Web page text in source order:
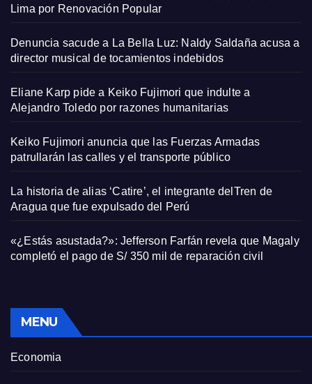
Lima por Renovación Popular
Denuncia sacude a La Bella Luz: Naldy Saldaña acusa a
director musical de tocamientos indebidos
Eliane Karp pide a Keiko Fujimori que indulte a
Alejandro Toledo por razones humanitarias
Keiko Fujimori anuncia que las Fuerzas Armadas
patrullarán las calles y el transporte público
La historia de alias ‘Catire’, el integrante delTren de
Aragua que fue expulsado del Perú
«¿Estás asustada?»: Jefferson Farfán revela que Magaly
completó el pago de S/ 350 mil de reparación civil
MENU
Economia